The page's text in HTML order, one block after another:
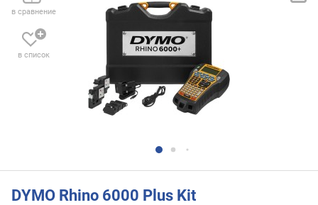
в сравнение
в список
DYMO Rhino 6000 Plus Kit